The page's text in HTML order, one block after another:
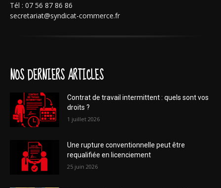
Tél : 07 56 87 86 86
secretariat@syndicat-commerce.fr
NOS DERNIERS ARTICLES
Contrat de travail intermittent : quels sont vos
droits ?
1 juillet 2026
Une rupture conventionnelle peut être
requalifiée en licenciement
25 juin 2026